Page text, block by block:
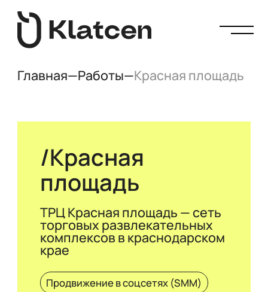
Главная—Работы—Красная площадь
Красная
площадь
ТРЦ Красная площадь — сеть
торговых развлекательных
комплексов в краснодарском
крае
Продвижение в соцсетях (SMM)